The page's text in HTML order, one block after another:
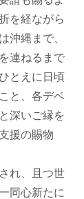
を経ながら
沖縄まで、
連ねるまで
とえに日頃
と、各デベ
深いご縁を
援の賜物
れ、且つ世
同心新たに